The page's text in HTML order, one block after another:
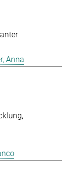
Anna